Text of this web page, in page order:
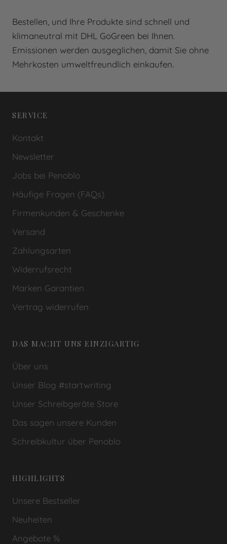
Bestellen, und Ihre Produkte sind schnell und
klimaneutral mit DHL GoGreen bei Ihnen.
Emissionen werden ausgeglichen, damit Sie ohne
Mehrkosten umweltfreundlich einkaufen.
SERVICE
Kontakt
Newsletter
Jobs bei Penoblo
Häufige Fragen (FAQs)
Firmenkunden & Geschenke
Versand
Zahlungsarten
Widerrufsrecht
Marken Garantien
Vertrag widerrufen
DAS MACHT UNS EINZIGARTIG
Über uns
Unser Blog #startwriting
Unser Schreibgeräte Store
Das sagen unsere Kunden
Schreibkultur über Penoblo
HIGHLIGHTS
Unsere Bestseller
Neuheiten
Angebote %